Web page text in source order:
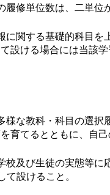
修単位数は、二単位
関する基礎的科目を
設ける場合には当該
な教科・科目の選択
育てるとともに、自
及び生徒の実態等に
て設けること。